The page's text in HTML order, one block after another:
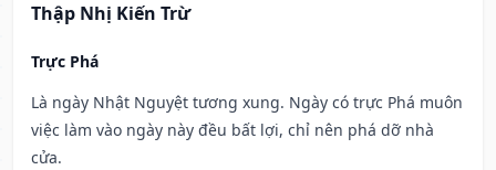
Thập Nhị Kiến Trừ
Trực Phá
Là ngày Nhật Nguyệt tương xung. Ngày có trực Phá muôn
việc làm vào ngày này đều bất lợi, chỉ nên phá dỡ nhà
cửa.